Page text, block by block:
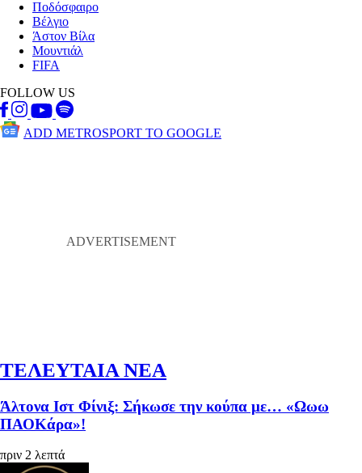
Ποδόσφαιρο
Βέλγιο
Άστον Βίλα
Μουντιάλ
FIFA
FOLLOW US
ADD METROSPORT TO GOOGLE
ΤΕΛΕΥΤΑΙΑ ΝΕΑ
Άλτονα Ιστ Φίνιξ: Σήκωσε την κούπα με… «Ωωω
ΠΑΟΚάρα»!
πριν 2 λεπτά